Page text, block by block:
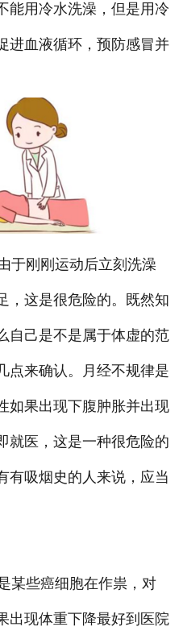
能用冷水洗澡，但是用冷
进血液循环，预防感冒并
于刚刚运动后立刻洗澡
，这是很危险的。既然知
自己是不是属于体虚的范
点来确认。月经不规律是
如果出现下腹肿胀并出现
就医，这是一种很危险的
有吸烟史的人来说，应当
某些癌细胞在作祟，对
出现体重下降最好到医院